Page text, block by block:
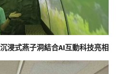
浸式燕子洞結合AI互動科技亮相